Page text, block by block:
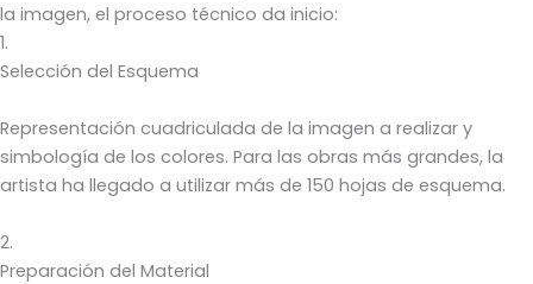
la imagen, el proceso técnico da inicio:
1.
Selección del Esquema
Representación cuadriculada de la imagen a realizar y
simbología de los colores. Para las obras más grandes, la
artista ha llegado a utilizar más de 150 hojas de esquema.
2.
Preparación del Material